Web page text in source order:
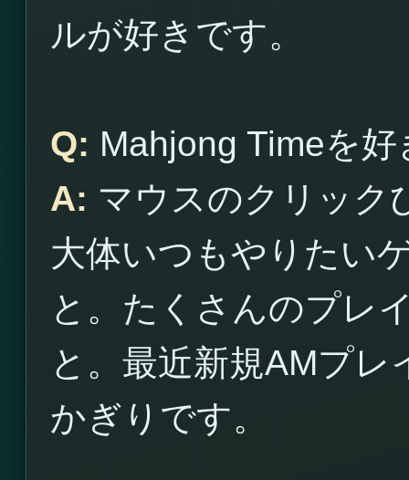
ルが好きです。
Q: Mahjong Timeを
A: マウスのクリック
大体いつもやりたい
と。たくさんのプレ
と。最近新規AMプ
かぎりです。